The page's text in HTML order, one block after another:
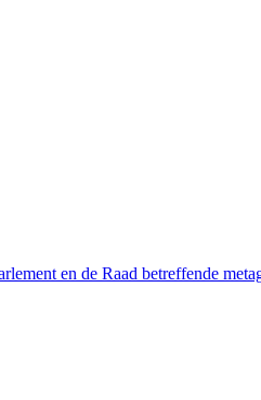
en de Raad betreffende